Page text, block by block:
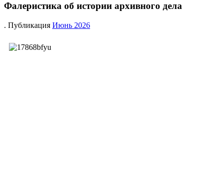
Фалеристика об истории архивного дела
. Публикация Июнь 2026